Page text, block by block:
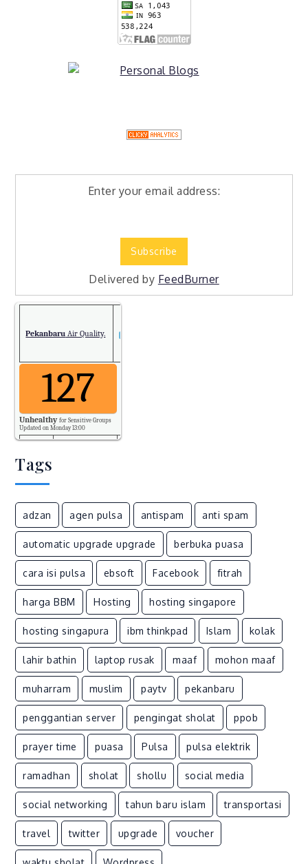
Enter your email address:
Delivered by FeedBurner
Pekanbaru Air Quality.
127
Unhealthy for Sensitive Groups
Updated on Monday 13:00
PM2.5
Temp.
Pressure 1008
Tags
adzan agen pulsa antispam anti spam
automatic upgrade upgrade berbuka puasa
cara isi pulsa ebsoft Facebook fitrah
harga BBM Hosting hosting singapore
hosting singapura ibm thinkpad Islam kolak
lahir bathin laptop rusak maaf mohon maaf
muharram muslim paytv pekanbaru
penggantian server pengingat sholat ppob
prayer time puasa Pulsa pulsa elektrik
ramadhan sholat shollu social media
social networking tahun baru islam transportasi
travel twitter upgrade voucher